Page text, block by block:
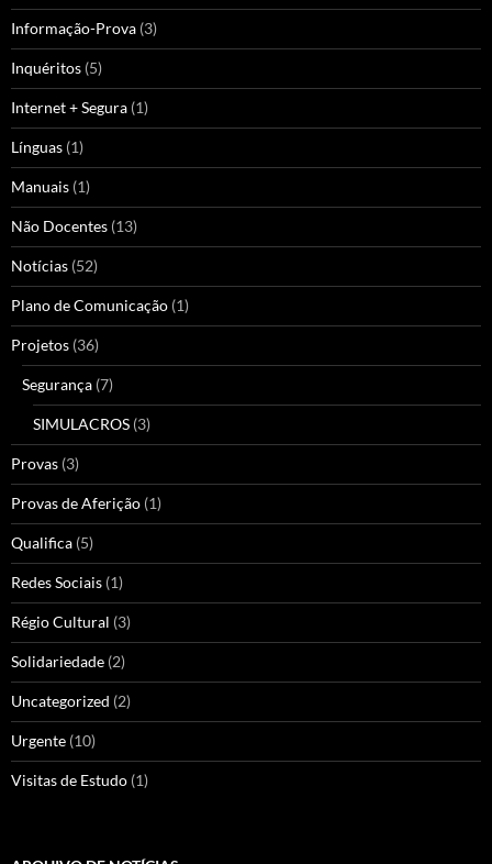
Informação-Prova (3)
Inquéritos (5)
Internet + Segura (1)
Línguas (1)
Manuais (1)
Não Docentes (13)
Notícias (52)
Plano de Comunicação (1)
Projetos (36)
Segurança (7)
SIMULACROS (3)
Provas (3)
Provas de Aferição (1)
Qualifica (5)
Redes Sociais (1)
Régio Cultural (3)
Solidariedade (2)
Uncategorized (2)
Urgente (10)
Visitas de Estudo (1)